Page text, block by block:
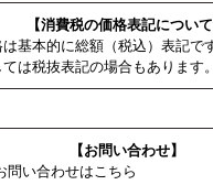
【消費税の価格表記について
基本的に総額（税込）表記で
は税抜表記の場合もあります。
【お問い合わせ】
問い合わせはこちら